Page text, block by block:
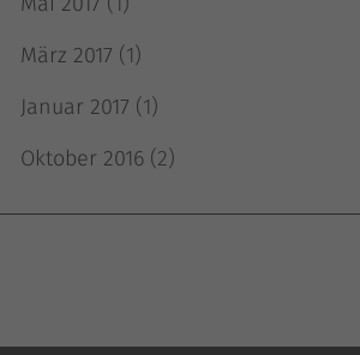
März 2017 (1)
Januar 2017 (1)
Oktober 2016(2)